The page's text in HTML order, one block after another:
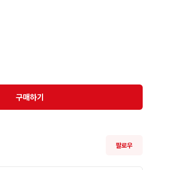
구매하기
팔로우